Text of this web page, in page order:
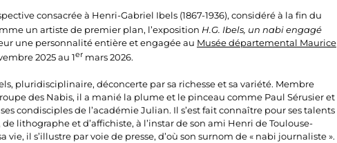
consacrée à Henri-Gabriel Ibels (1867-1936), considéré à la fin du
un artiste de premier plan, l’exposition H.G. Ibels, un nabi engagé
une personnalité entière et engagée au Musée départemental Maurice
2025 au 1ermars 2026.
pluridisciplinaire, déconcerte par sa richesse et sa variété. Membre
des Nabis, il a manié la plume et le pinceau comme Paul Sérusier et
condisciples de l’académie Julian. Il s’est fait connaître pour ses talents
lithographe et d’affichiste, à l’instar de son ami Henri de Toulouse-
vie, il s’illustre par voie de presse, d’où son surnom de « nabi journaliste ».